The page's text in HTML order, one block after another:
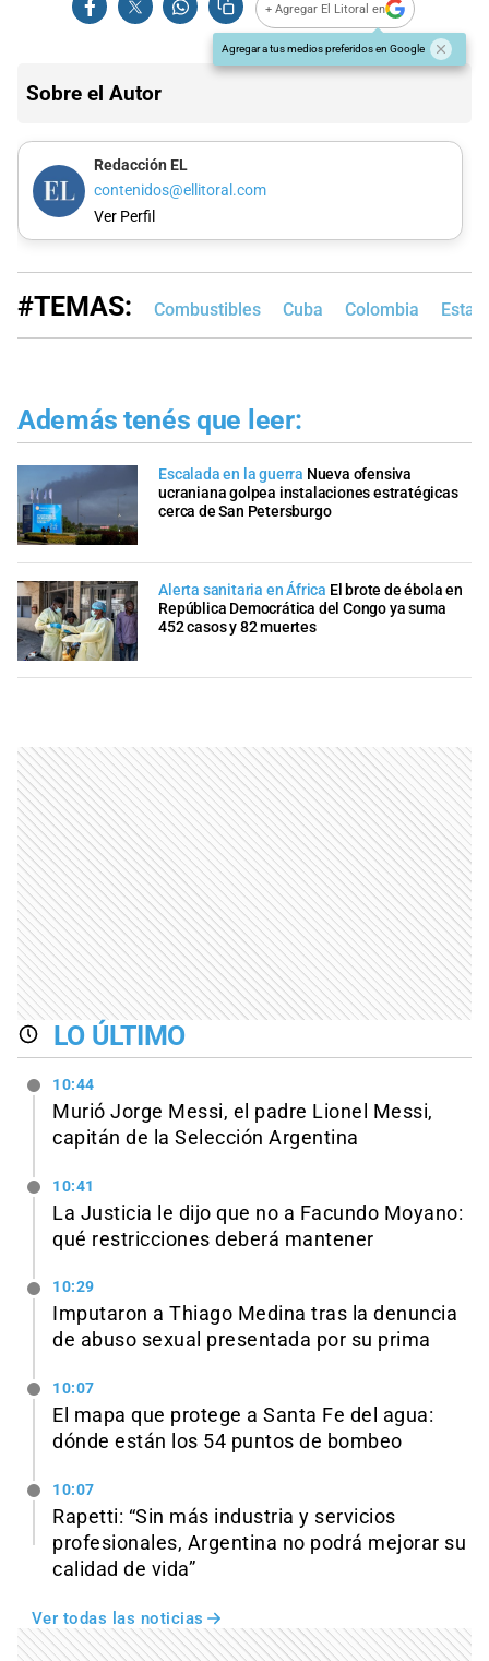
+ Agregar El Litoral en
Agregar a tus medios preferidos en Google
Sobre el Autor
Redacción EL
contenidos@ellitoral.com
Ver Perfil
#TEMAS: Combustibles Cuba Colombia
Además tenés que leer:
Escalada en la guerra Nueva ofensiva
ucraniana golpea instalaciones estratégicas
cerca de San Petersburgo
Alerta sanitaria en África El brote de ébola en
República Democrática del Congo ya suma
452 casos y 82 muertes
LO ÚLTIMO
10:44
Murió Jorge Messi, el padre Lionel Messi,
capitán de la Selección Argentina
10:41
La Justicia le dijo que no a Facundo Moyano:
qué restricciones deberá mantener
10:29
Imputaron a Thiago Medina tras la denuncia
de abuso sexual presentada por su prima
10:07
El mapa que protege a Santa Fe del agua:
dónde están los 54 puntos de bombeo
10:07
Rapetti: “Sin más industria y servicios
profesionales, Argentina no podrá mejorar su
calidad de vida”
Ver todas las noticias